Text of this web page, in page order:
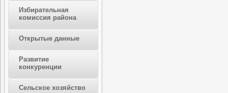
Избирательная
комиссия района
Открытые данные
Развитие
конкуренции
Сельское хозяйство